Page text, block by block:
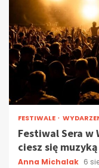
FESTIWALE
Festiwal Sera w
ciesz się
Anna Michalak 6